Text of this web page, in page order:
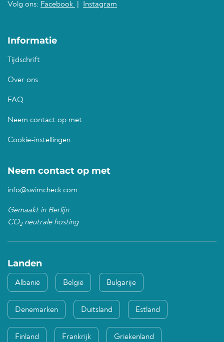
Volg ons: Facebook Instagram
Informatie
Tijdschrift
Over ons
FAQ
Neem contact op met
Cookie-instellingen
Neem contact op met
info@swimcheck.com
Gemaakt in Berlijn
CO2neutrale hosting
Landen
Albanië België Bulgarije
Denemarken Duitsland Estland
Finland Frankrijk Griekenland